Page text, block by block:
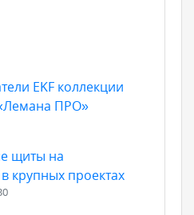
EKF коллекции
ПРО»
щиты на
крупных проектах